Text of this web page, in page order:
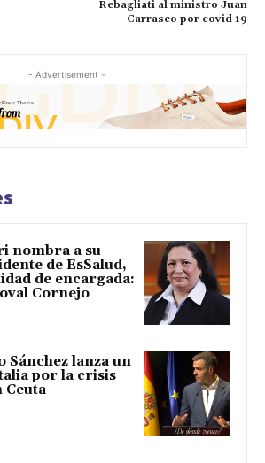
Rebagliati al ministro Juan
Carrasco por covid 19
- Advertisement -
nombra a su
de EsSalud,
de encargada:
Cornejo
Sánchez lanza un
por la crisis